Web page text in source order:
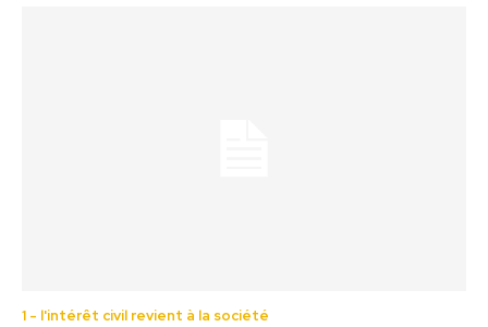
1 - l'intérêt civil revient à la société